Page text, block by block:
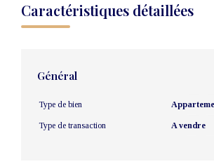
Caractéristiques détaillées
Général
Type de bien
Type de transaction A vendre